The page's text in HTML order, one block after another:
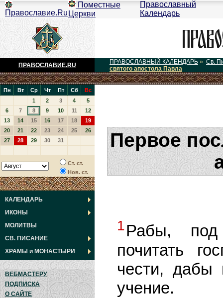
Православие.Ru
Поместные
Церкви
Православный
Календарь
ПРАВОСЛАВИЕ.RU ПРАВОСЛАВНЫЙ КАЛЕНДАРЬ » Св.
святого апостола Павла
Пн Вт Ср Чт Пт Сб
Вс
1
2 3 4
5
6
7 8 9 10 11
12
13
14 15 16 17 18
19
20
21 22 23 24 25
26
27
28 29 30 31
Ст. ст.
Нов. ст.
КАЛЕНДАРЬ
ИКОНЫ
МОЛИТВЫ
СВ. ПИСАНИЕ
ХРАМЫ и МОНАСТЫРИ
ВЕБМАСТЕРУ
ПОДПИСКА
О САЙТЕ
Первое
1Рабы, под
почитать
чести,
учение.